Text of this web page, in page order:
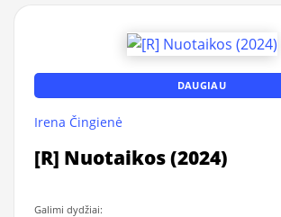
DAUGIAU
Irena Čingienė
[R] Nuotaikos (2024)
Galimi dydžiai: